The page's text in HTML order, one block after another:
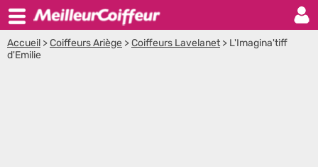
Accueil >Coiffeurs Ariège >Coiffeurs Lavelanet> L'Imagina'tiff
d'Emilie